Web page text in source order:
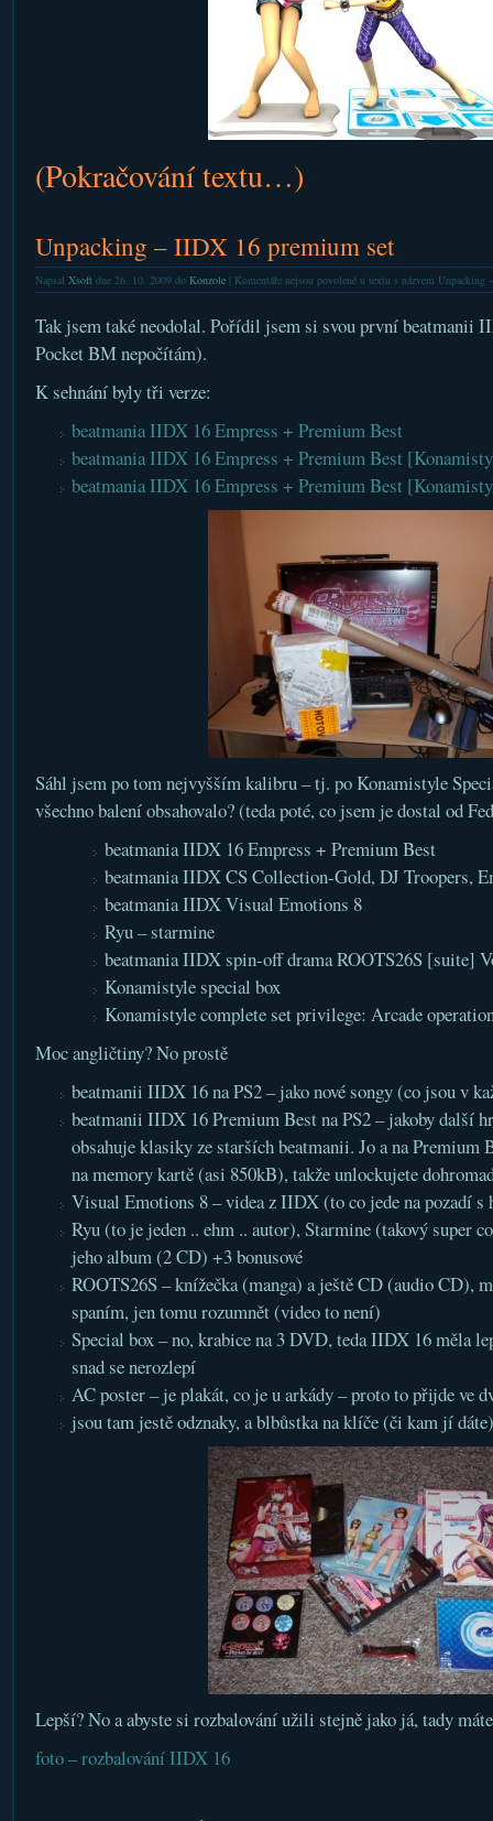
(Pokračování textu…)
Unpacking – IIDX 16 premium set
Napsal Xsoftdne 26. 10. 2009 do Konzole| Komentáře nejsou povolenéu textu s názvem Unpacking
Tak jsem také neodolal. Pořídil jsem si svou první beatmanii
Pocket BM nepočítám).
K sehnání byly tři verze:
beatmania IIDX 16 Empress + Premium Best
beatmania IIDX 16 Empress + Premium Best
beatmania IIDX 16 Empress + Premium Best
Sáhl jsem po tom nejvyšším kalibru – tj. po Konamistyle
všechno balení obsahovalo? (teda poté, co jsem je dostal od
beatmania IIDX 16 Empress + Premium Best
beatmania IIDX CS Collection-Gold, DJ Troopers,
beatmania IIDX Visual Emotions 8
Ryu – starmine
beatmania IIDX spin-off drama ROOTS26S [suite]
Konamistyle special box
Konamistyle complete set privilege: Arcade
Moc angličtiny? No prostě
beatmanii IIDX 16 na PS2 – jako nové songy (co jsou v
beatmanii IIDX 16 Premium Best na PS2 – jakoby další
obsahuje klasiky ze starších beatmanii. Jo a na Premium
na memory kartě (asi 850kB), takže unlockujete
Visual Emotions 8 – videa z IIDX (to co jede na pozadí
Ryu (to je jeden .. ehm .. autor), Starmine (takový super
jeho album (2 CD) +3 bonusové
ROOTS26S – knížečka (manga) a ještě CD (audio CD),
spaním, jen tomu rozumnět (video to není)
Special box – no, krabice na 3 DVD, teda IIDX 16 měla
snad se nerozlepí
AC poster – je plakát, co je u arkády – proto to přijde ve
jsou tam jestě odznaky, a blbůstka na klíče (či kam jí dáte)
Lepší? No a abyste si rozbalování užili stejně jako já, tady
foto – rozbalování IIDX 16